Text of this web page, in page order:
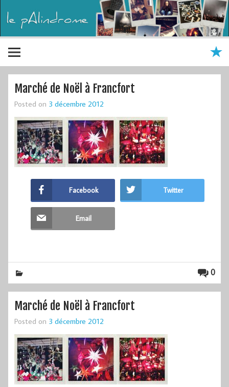
Marché de Noël à Francfort
Posted on 3 décembre 2012
Facebook Twitter
Email
0
Marché de Noël à Francfort
Posted on 3 décembre 2012